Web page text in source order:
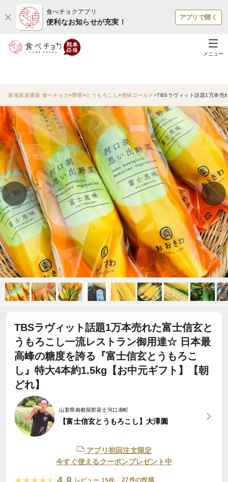
食べチョクアプリ
便利なお知らせが充実！
アプリで開く
メニュー
産地直送通販 食べチョク 野菜 とうもろこし 恵味ゴールド TBSラヴィット話題1万本売
TBSラヴィット話題1万本売れた富士信玄と
うもろこし一流レストラン御用達☆ 日本最
高峰の糖度を誇る『富士信玄とうもろこ
し』特大4本約1.5kg【お中元ギフト】【朝
どれ】
山梨県南都留郡富士河口湖町
【富士信玄とうもろこし】大澤園
アプリ初回注文限定
今すぐ使えるクーポンプレゼント中
レビュー 15件 27件の投稿